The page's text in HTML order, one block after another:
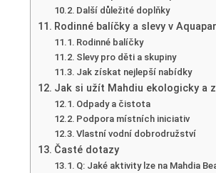
Další důležité doplňky
Rodinné balíčky a slevy v
Rodinné balíčky
Slevy pro děti a skupiny
Jak získat nejlepší nabídky
Jak si užít Mahdiu ekologicky a
Odpady a čistota
Podpora místních iniciativ
Vlastní vodní dobrodružství
Časté dotazy
Q: Jaké aktivity lze na Mahdia